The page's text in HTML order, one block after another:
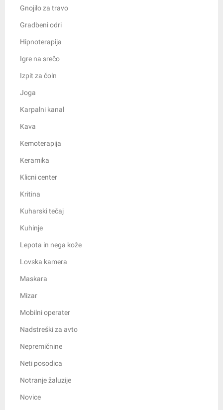
Gnojilo za travo
Gradbeni odri
Hipnoterapija
Igre na srečo
Izpit za čoln
Joga
Karpalni kanal
Kava
Kemoterapija
Keramika
Klicni center
Kritina
Kuharski tečaj
Kuhinje
Lepota in nega kože
Lovska kamera
Maskara
Mizar
Mobilni operater
Nadstreški za avto
Nepremičnine
Neti posodica
Notranje žaluzije
Novice